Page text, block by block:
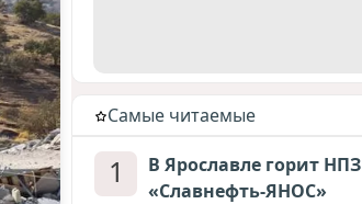
Cамые читаемые
1
В Ярославле горит НПЗ
«Славнефть-ЯНОС»